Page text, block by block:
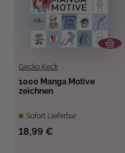
Gecko Keck
1000 Manga Motive
zeichnen
Sofort Lieferbar
18,99 €